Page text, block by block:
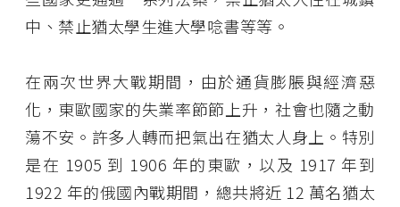
中、禁止猶太學生進大學唸書等等。
在兩次世界大戰期間，由於通貨膨脹與經濟惡
化，東歐國家的失業率節節上升，社會也隨之動
蕩不安。許多人轉而把氣出在猶太人身上。特別
是在 1905 到 1906 年的東歐，以及 1917 年到
1922 年的俄國內戰期間，總共將近 12 萬名猶太